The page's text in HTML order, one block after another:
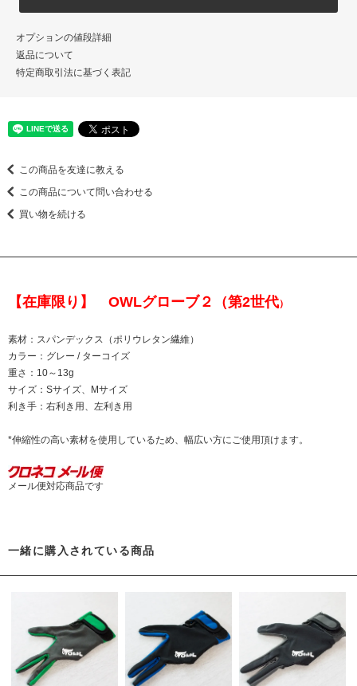
オプションの値段詳細
返品について
特定商取引法に基づく表記
この商品を友達に教える
この商品について問い合わせる
買い物を続ける
【在庫限り】 OWLグローブ２（第2世代）
素材：スパンデックス（ポリウレタン繊維）
カラー：グレー / ターコイズ
重さ：10～13g
サイズ：Sサイズ、Mサイズ
利き手：右利き用、左利き用
*伸縮性の高い素材を使用しているため、幅広い方にご使用頂けます。
メール便対応商品です
一緒に購入されている商品